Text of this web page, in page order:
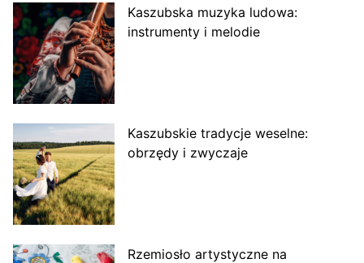
Kaszubska muzyka ludowa:
instrumenty i melodie
Kaszubskie tradycje weselne:
obrzędy i zwyczaje
Rzemiosło artystyczne na